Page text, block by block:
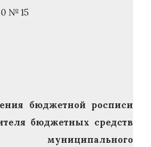
№ 15
бюджетной росписи
бюджетных средств
муниципального